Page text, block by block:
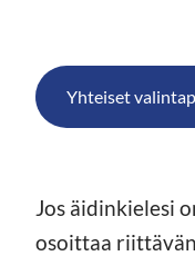
Yhteiset
Jos äidinkielesi
osoittaa